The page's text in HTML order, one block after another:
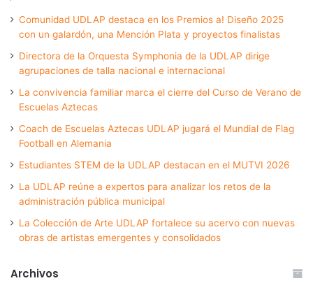
Comunidad UDLAP destaca en los Premios a! Diseño 2025
con un galardón, una Mención Plata y proyectos finalistas
Directora de la Orquesta Symphonia de la UDLAP dirige
agrupaciones de talla nacional e internacional
La convivencia familiar marca el cierre del Curso de Verano de
Escuelas Aztecas
Coach de Escuelas Aztecas UDLAP jugará el Mundial de Flag
Football en Alemania
Estudiantes STEM de la UDLAP destacan en el MUTVI 2026
La UDLAP reúne a expertos para analizar los retos de la
administración pública municipal
La Colección de Arte UDLAP fortalece su acervo con nuevas
obras de artistas emergentes y consolidados
Archivos